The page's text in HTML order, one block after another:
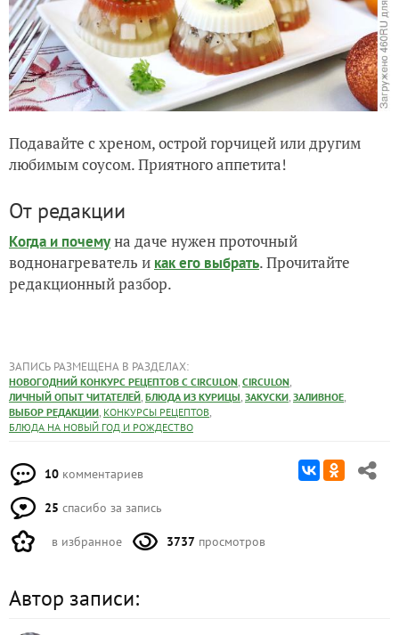
Подавайте с хреном, острой горчицей или другим
любимым соусом. Приятного аппетита!
От редакции
Когда и почемуна даче нужен проточный
воднонагреватель и как его выбрать. Прочитайте
редакционный разбор.
ЗАПИСЬ РАЗМЕЩЕНА В РАЗДЕЛАХ:
НОВОГОДНИЙ КОНКУРС РЕЦЕПТОВ С CIRCULON, CIRCULON,
ЛИЧНЫЙ ОПЫТ ЧИТАТЕЛЕЙ, БЛЮДА ИЗ КУРИЦЫ, ЗАКУСКИ, ЗАЛИВНОЕ,
ВЫБОР РЕДАКЦИИ, КОНКУРСЫ РЕЦЕПТОВ,
БЛЮДА НА НОВЫЙ ГОД И РОЖДЕСТВО
10 комментариев
25 спасибо за запись
в избранное 3737 просмотров
Автор записи: